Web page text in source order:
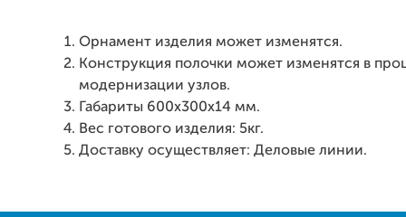
Орнамент изделия может изменятся.
Конструкция полочки может изменятся в
модернизации узлов.
Габариты 600x300x14 мм.
Вес готового изделия: 5кг.
Доставку осуществляет: Деловые линии.